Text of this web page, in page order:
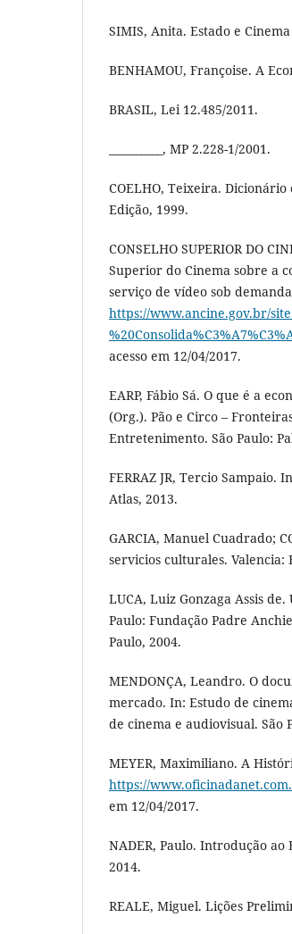
SIMIS, Anita. Estado e
BENHAMOU, Françoise. A
BRASIL, Lei 12.485/2011.
__________, MP 2.228-1/2001.
COELHO, Teixeira.
Edição, 1999.
CONSELHO SUPERIOR DO
Superior do Cinema sobre a
serviço de vídeo sob
https://www.ancine.gov.br/
acesso em 12/04/2017.
EARP, Fábio Sá. O que é a
(Org.). Pão e Circo –
Entretenimento. São Paulo:
FERRAZ JR, Tercio Sampaio.
Atlas, 2013.
GARCIA, Manuel Cuadrado;
servicios culturales. Valencia:
LUCA, Luiz Gonzaga Assis
Paulo: Fundação Padre
Paulo, 2004.
MENDONÇA, Leandro. O
mercado. In: Estudo de
de cinema e audiovisual. São
MEYER, Maximiliano. A
https://
em 12/04/2017.
NADER, Paulo. Introdução ao
2014.
REALE, Miguel. Lições